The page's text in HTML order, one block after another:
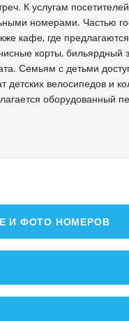
К услугам
номерами. Частью
кафе, где
корты, бильярдный
Семьям с детьми
детских велосипедов и
оборудованный
И ФОТО НОМЕРОВ